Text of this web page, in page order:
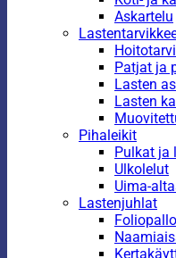
Askartelu
Patjat ja
Lasten
Lasten
Pihaleikit
Pulkat ja
Ulkolelut
Uima-
Lastenjuhlat